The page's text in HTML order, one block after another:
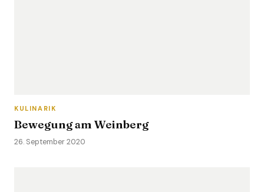
KULINARIK
Bewegung am Weinberg
26. September 2020